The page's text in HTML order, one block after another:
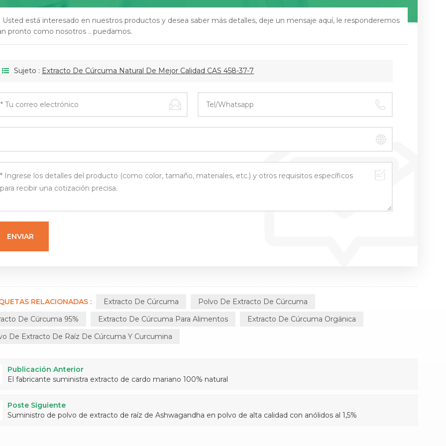
Usted está interesado en nuestros productos y desea saber más detalles, deje un mensaje aquí, le responderemos
pronto como nosotros .. puedamos.
Sujeto : Extracto De Cúrcuma Natural De Mejor Calidad CAS 458-37-7
RELACIONADAS : Extracto De Cúrcuma
Polvo De Extracto De Cúrcuma
De Cúrcuma 95%
Extracto De Cúrcuma Para Alimentos
Extracto De Cúrcuma Orgánica
De Extracto De Raíz De Cúrcuma Y Curcumina
Publicación Anterior
El fabricante suministra extracto de cardo mariano 100% natural
Poste Siguiente
Suministro de polvo de extracto de raíz de Ashwagandha en polvo de alta calidad con anólidos al 1,5%